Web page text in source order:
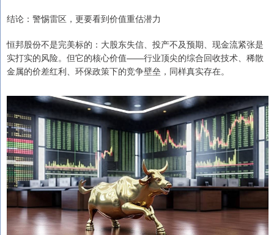
结论：警惕雷区，更要看到价值重估潜力
恒邦股份不是完美标的：大股东失信、投产不及预期、现金流紧张是
实打实的风险。但它的核心价值——行业顶尖的综合回收技术、稀散
金属的价差红利、环保政策下的竞争壁垒，同样真实存在。